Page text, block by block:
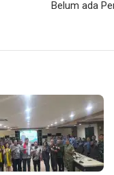
Belum ada